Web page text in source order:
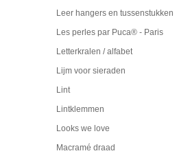
Leer hangers en tussenstukken
Les perles par Puca® - Paris
Letterkralen / alfabet
Lijm voor sieraden
Lint
Lintklemmen
Looks we love
Macramé draad